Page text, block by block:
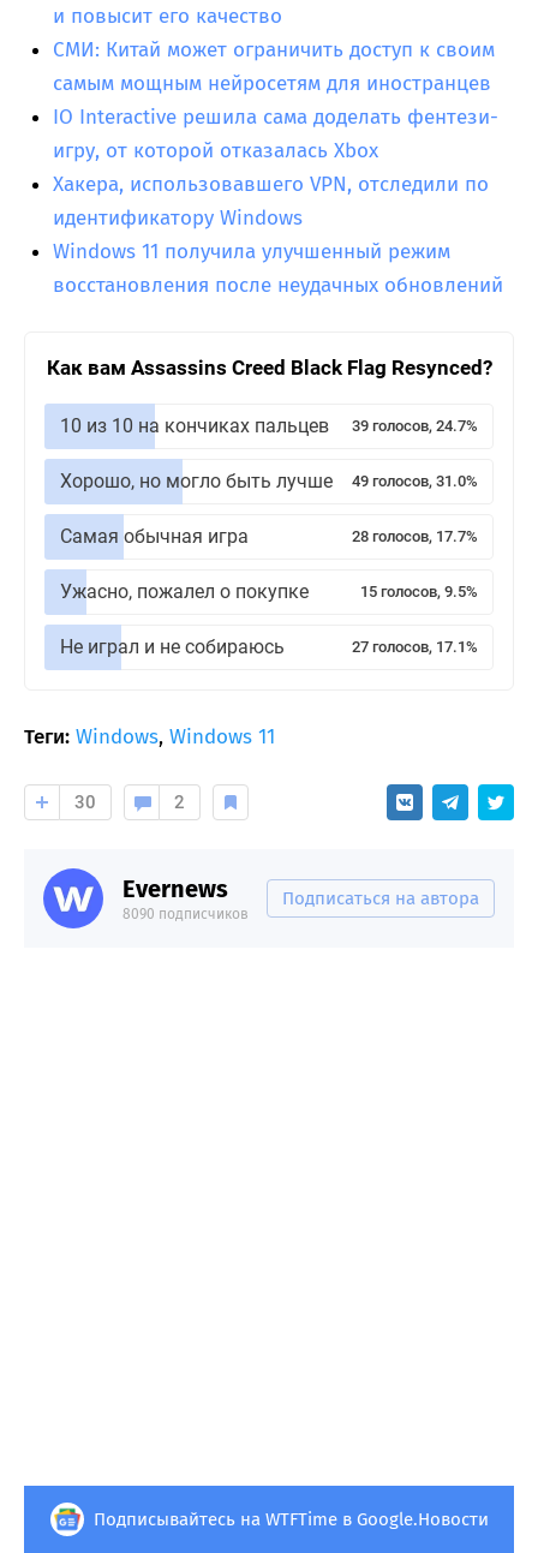
и повысит его качество
СМИ: Китай может ограничить доступ к своим
самым мощным нейросетям для иностранцев
IO Interactive решила сама доделать фентези-
игру, от которой отказалась Xbox
Хакера, использовавшего VPN, отследили по
идентификатору Windows
Windows 11 получила улучшенный режим
восстановления после неудачных обновлений
Как вам Assassins Creed Black Flag Resynced?
10 из 10 на кончиках пальцев 39 голосов, 24.7%
Хорошо, но могло быть лучше 49 голосов, 31.0%
Самая обычная игра 28 голосов, 17.7%
Ужасно, пожалел о покупке 15 голосов, 9.5%
Не играл и не собираюсь 27 голосов, 17.1%
Теги: Windows, Windows 11
30 2
Evernews
8090 подписчиков
Подписаться на автора
Подписывайтесь на WTFTime в Google.Новости